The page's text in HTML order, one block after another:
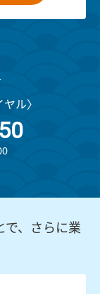
ル〉
で、さらに業